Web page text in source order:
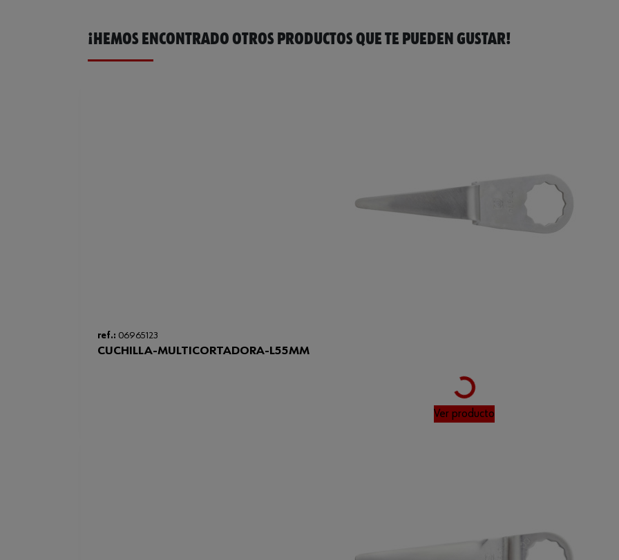
¡HEMOS ENCONTRADO OTROS PRODUCTOS QUE TE PUEDEN GUSTAR!
ref.: 06965123
CUCHILLA-MULTICORTADORA-L55MM Loading...
Ver producto